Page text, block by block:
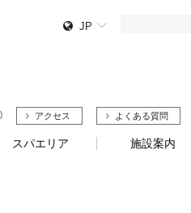
JP
アクセス よくある質問
スパエリア 施設案内